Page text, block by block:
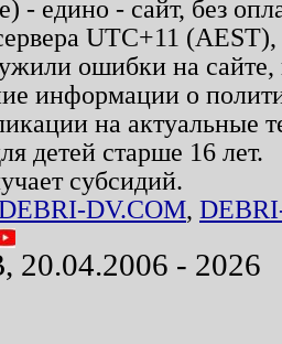
- едино - сайт, без
UTC+11
ошибки на
информации о
на актуальные
детей старше 16 лет.
субсидий.
DV.COM,
- 2026